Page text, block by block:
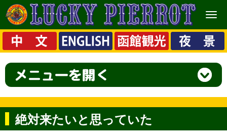
メ
ニ
ュ
ー
絶対来たいと思っていた